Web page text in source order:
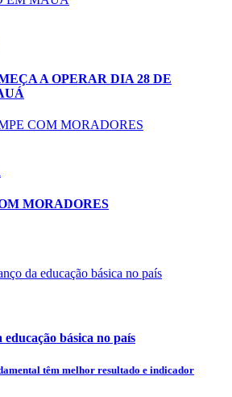
A OPERAR DIA 28 DE
MORADORES
básica no país
têm melhor resultado e indicador